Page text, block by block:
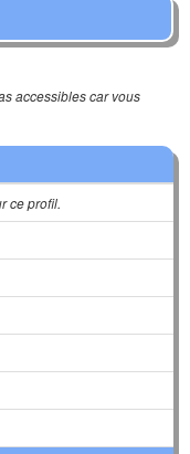
accessibles car vous
ce profil.